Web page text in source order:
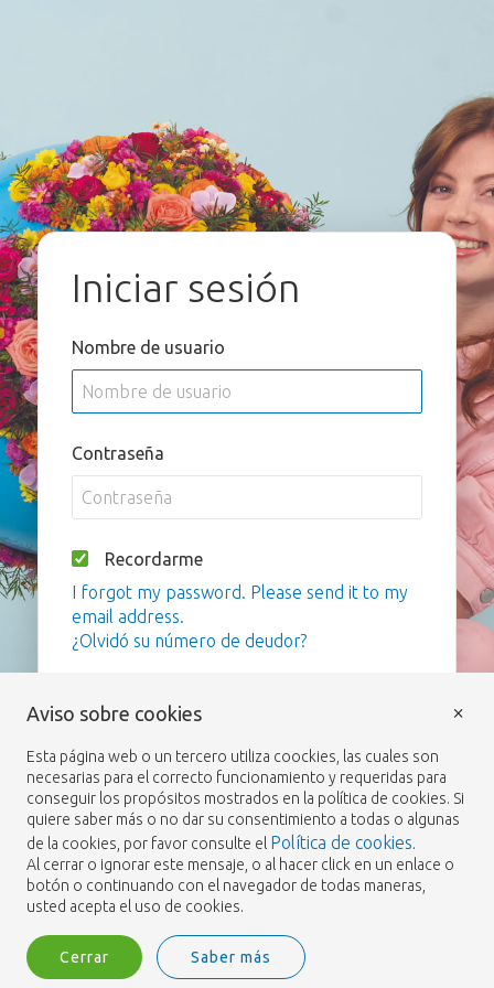
Iniciar sesión
Nombre de usuario
Contraseña
Recordarme
I forgot my password. Please send it to my
email address.
¿Olvidó su número de deudor?
Aviso sobre cookies
Esta página web o un tercero utiliza coockies, las cuales son
necesarias para el correcto funcionamiento y requeridas para
conseguir los propósitos mostrados en la política de cookies. Si
quiere saber más o no dar su consentimiento a todas o algunas
de la cookies, por favor consulte el Política de cookies.
Al cerrar o ignorar este mensaje, o al hacer click en un enlace o
botón o continuando con el navegador de todas maneras,
usted acepta el uso de cookies.
Cerrar Saber más
×